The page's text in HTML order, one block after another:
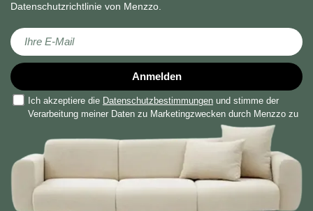
Datenschutzrichtlinie von Menzzo.
Melden Sie sich für unseren Newsletter an:
Anmelden
Ich akzeptiere die Datenschutzbestimmungen und stimme der
Verarbeitung meiner Daten zu Marketingzwecken durch Menzzo zu